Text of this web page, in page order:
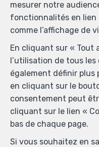
mesurer notre
fonctionnalités en lien
comme l’affichage de
En cliquant sur « Tout
l’utilisation de tous les
également définir plus
en cliquant sur le
consentement peut
cliquant sur le lien «
bas de chaque page.
Si vous souhaitez en
Agent immobilier
Belgique - N°
Instance de contrôle:
immobiliers, rue du
(+32 2 505 38 50 -
RC professionnelle et
SA, Place du Trône
720.251.795.